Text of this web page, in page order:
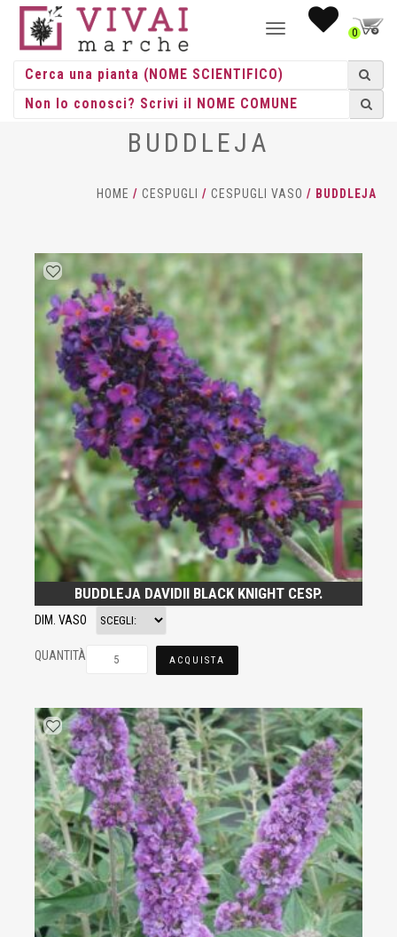
NAVIGAZIONE0
BUDDLEJA
HOME / CESPUGLI / CESPUGLI VASO / BUDDLEJA
BUDDLEJA DAVIDII BLACK KNIGHT CESP.
DIM. VASO
QUANTITÀ ACQUISTA